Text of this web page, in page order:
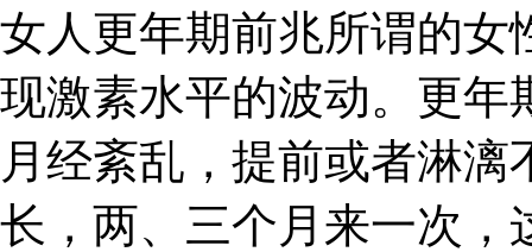
女人更年期前兆所谓的女
现激素水平的波动。更年
月经紊乱，提前或者淋
长，两、三个月来一次，